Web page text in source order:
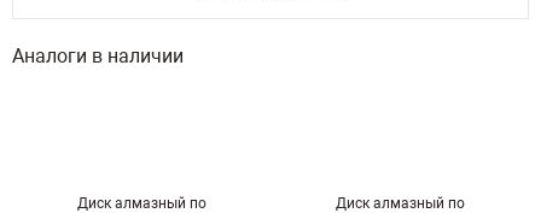
Аналоги в наличии
Диск алмазный по
Диск алмазный по